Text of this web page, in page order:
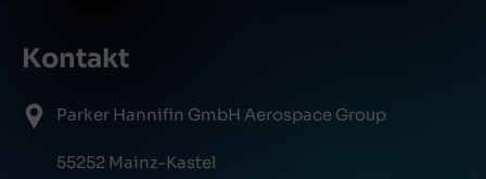
Kontakt
Parker Hannifin GmbH Aerospace Group
55252 Mainz-Kastel